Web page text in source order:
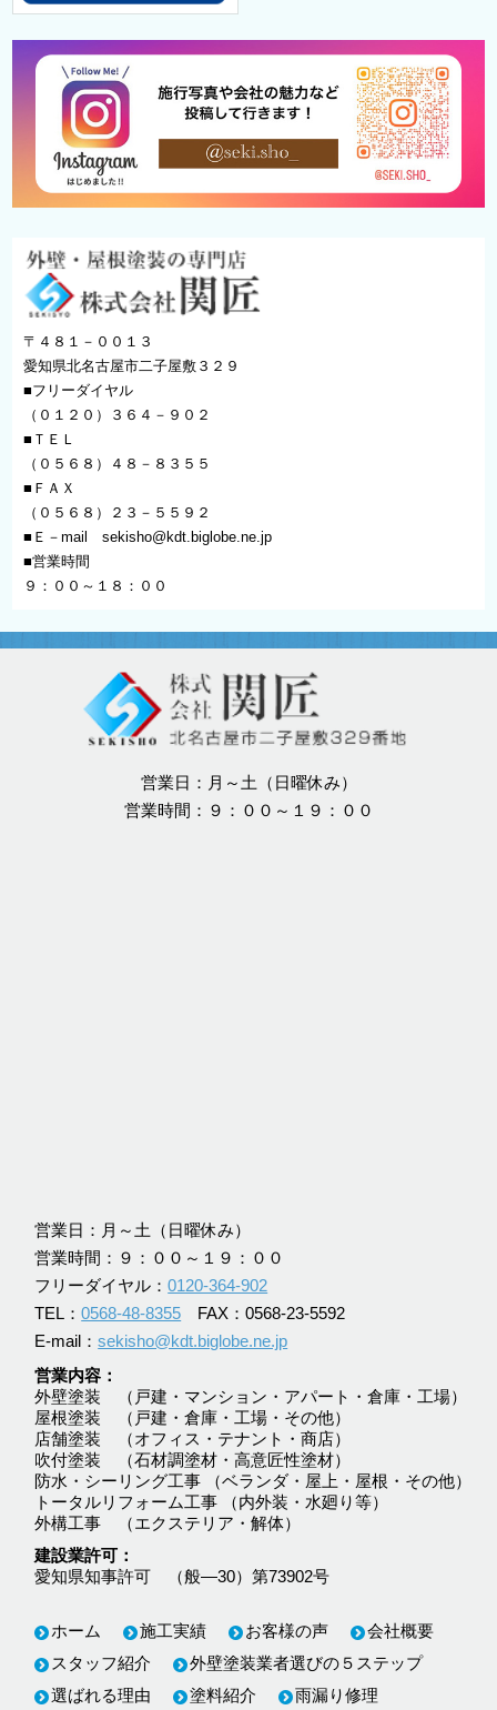
〒４８１－００１３
愛知県北名古屋市二子屋敷３２９
■フリーダイヤル
（０１２０）３６４－９０２
■ＴＥＬ
（０５６８）４８－８３５５
■ＦＡＸ
（０５６８）２３－５５９２
■Ｅ－mailsekisho@kdt.biglobe.ne.jp
■営業時間
９：００～１８：００
営業日：月～土（日曜休み）
営業時間：９：００～１９：００
営業日：月～土（日曜休み）
営業時間：９：００～１９：００
フリーダイヤル：0120-364-902
TEL：0568-48-8355 FAX：0568-23-5592
E-mail：sekisho@kdt.biglobe.ne.jp
営業内容
外壁塗装 （戸建・マンション・アパート・倉庫・工場）
屋根塗装 （戸建・倉庫・工場・その他）
店舗塗装 （オフィス・テナント・商店）
吹付塗装 （石材調塗材・高意匠性塗材）
防水・シーリング工事 （ベランダ・屋上・屋根・その他）
トータルリフォーム工事 （内外装・水廻り等）
外構工事 （エクステリア・解体）
建設業許可
愛知県知事許可 （般―30）第73902号
ホーム 施工実績 お客様の声
会社概要
スタッフ紹介
外壁塗装業者選びの５ステップ
選ばれる理由
塗料紹介 雨漏り修理